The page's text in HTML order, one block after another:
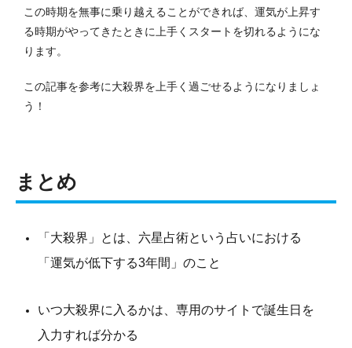
この時期を無事に乗り越えることができれば、運気が上昇す
る時期がやってきたときに上手くスタートを切れるようにな
ります。
この記事を参考に大殺界を上手く過ごせるようになりましょ
う！
まとめ
「大殺界」とは、六星占術という占いにおける
「運気が低下する3年間」のこと
いつ大殺界に入るかは、専用のサイトで誕生日を
入力すれば分かる